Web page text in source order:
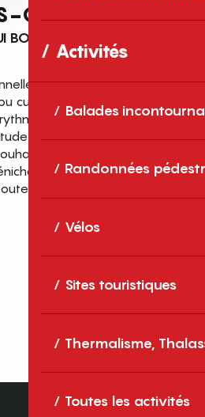
Activités
Balades
Randonnées
Vélos
Sites touristiques
Thermalisme,
Toutes les activités
ORIENTALES
BOUGE TOUTE L’ANNÉE
concerts, expositions,
culturels… les Pyrénées-
de grands temps forts
d’événements de
vivre les
des sorties près de
les infos dans notre
et sorties
famille
Pyrénées-Orientales
villages de
espaces naturels, les
sont une destination
des moments en
tout au long...